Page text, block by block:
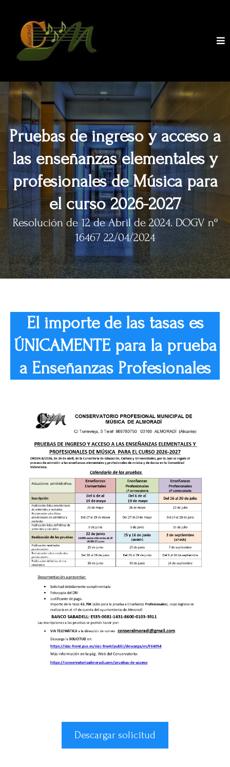
Pruebas de ingreso y acceso a
las enseñanzas elementales y
profesionales de Música para
el curso 2026-2027
Resolución de 12 de Abril de 2024. DOGV nº
16467 22/04/2024
El importe de las tasas es
ÚNICAMENTE para la prueba
a Enseñanzas Profesionales
Descargar solicitud